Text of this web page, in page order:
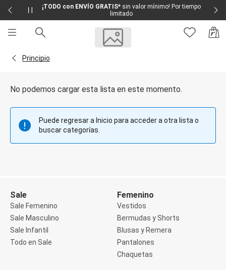
¡TODO con ENVÍO GRATIS* sin valor mínimo! Por tiempo
limitado
Sale Femenino
Todo en Sale
Femenino
Vestidos
Corto y Medio
Bermudas y Shorts
Bermuda
Blusas y Remera
Body
Deportivo
Manga 3/4
Manga Corta
Volver a la página Principio
Principio
No podemos cargar esta lista en este momento.
Puede regresar a Inicio para acceder a otra lista o
buscar categorías.
Sale
Sale Femenino
Sale Masculino
Sale Infantil
Todo en Sale
Femenino
Vestidos
Bermudas y Shorts
Blusas y Remera
Pantalones
Chaquetas